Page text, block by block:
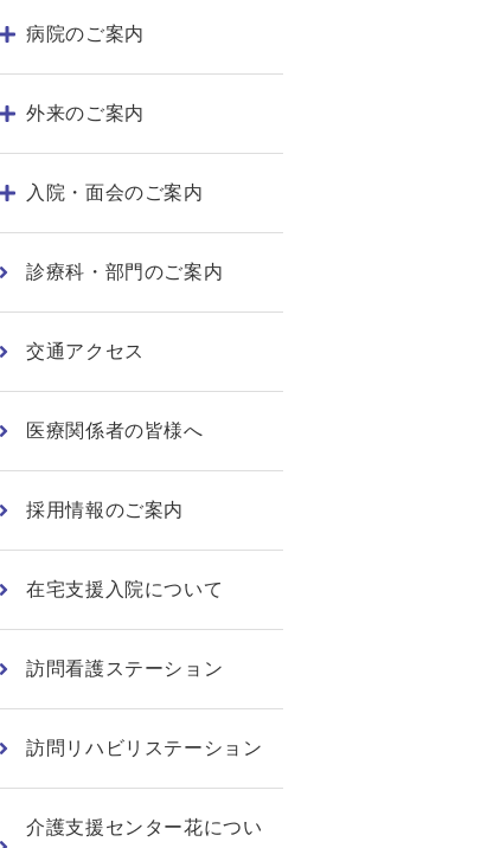
病院のご案内
外来のご案内
入院・面会のご案内
診療科・部門のご案内
交通アクセス
医療関係者の皆様へ
採用情報のご案内
在宅支援入院について
訪問看護ステーション
訪問リハビリステーション
介護支援センター花につい